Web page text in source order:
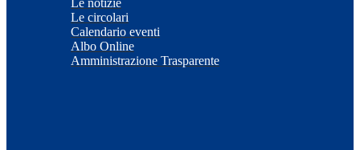
Le notizie
Le circolari
Calendario eventi
Albo Online
Amministrazione Trasparente